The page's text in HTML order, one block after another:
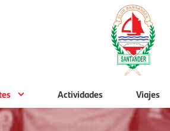
Actividades Viajes